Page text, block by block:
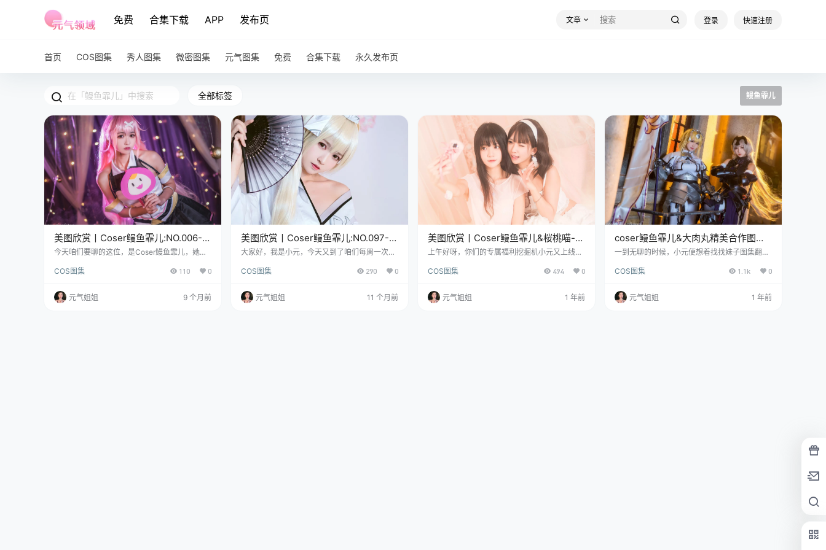
免费 合集下载 APP 发布页 文章 登录 快速注册
首页 COS图集 秀人图集 微密图集 元气图集 免费 合集下载 永久发布页
全部标签 鳗鱼霏儿
美图欣赏丨Coser鳗鱼霏儿:NO.006-弹
娘[10P-267MB]
今天咱们要聊的这位，是Coser鳗鱼霏儿，她的
手的，是她的NO.006号作品，主题是弹娘。 图
娘，我得先说两句，这玩意儿，不好拍。 为什
么？因为弹娘（22娘和33娘）对咱们来说，太
COS图集 110 0
元气姐姐 9 个月前
美图欣赏丨Coser鳗鱼霏儿:NO.097-春
日野穹[23P-140.9M]
大家好，我是小元，今天又到了咱们每周一次的
们熟悉的、充满灵气的Coser鳗鱼霏儿，她这次
“春日野穹”。 图集已更98期，持续更新中▼▼▼
光是看看这标题里的“23张-140.9M”，就知道这
COS图集 290 0
元气姐姐 11 个月前
美图欣赏丨Coser鳗鱼霏儿&桜桃喵-百
合[20P-253MB]
上午好呀，你们的专属福利挖掘机小元又上线啦
幕前的你瞬间化身尖叫的存在！ 免费套图，文章
套图的时候，我那久经沙场（阅图无数）的小心
脏都漏跳了半拍。这光影，这构图，这氛围
COS图集 494 0
元气姐姐 1 年前
coser鳗鱼霏儿&大肉丸精美合作图集:
贞德
一到无聊的时候，小元便想着找找妹子图集翻看
姐姐，其中之一就是来自广东广州的鳗鱼霏儿。
99年出生的小仙女，可是完完全全的双鱼座哦~
她身高159厘米，体重44公斤，简直是个小巧玲
COS图集 1.1k 0
元气姐姐 1 年前